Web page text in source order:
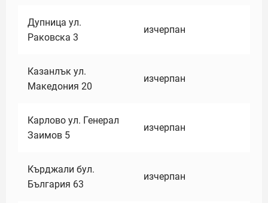
Дупница ул.
Раковска 3
изчерпан
Казанлък ул.
Македония 20
изчерпан
Карлово ул. Генерал
Заимов 5
изчерпан
Кърджали бул.
България 63
изчерпан